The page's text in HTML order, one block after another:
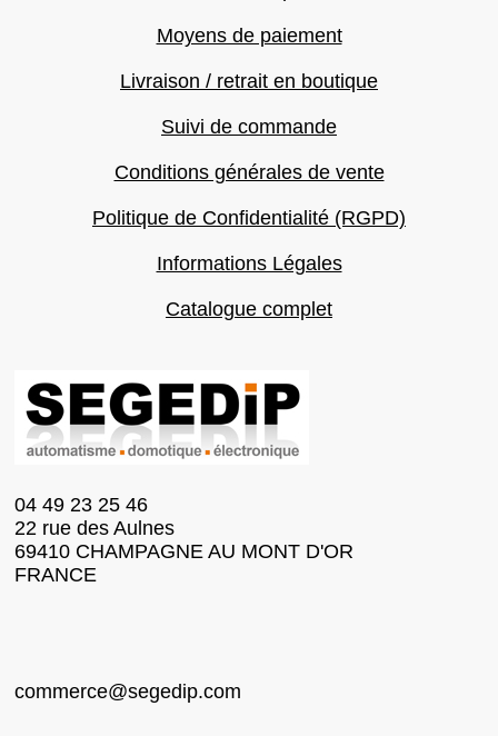
Moyens de paiement
Livraison / retrait en boutique
Suivi de commande
Conditions générales de vente
Politique de Confidentialité (RGPD)
Informations Légales
Catalogue complet
04 49 23 25 46
22 rue des Aulnes
69410 CHAMPAGNE AU MONT D'OR
FRANCE
commerce@segedip.com